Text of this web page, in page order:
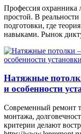
Профессия охранника
простой. В реальности
подготовки, где
навыками. Рынок
Натяжные
и особенности
Современный ремонт
монтажа,
критерии делают